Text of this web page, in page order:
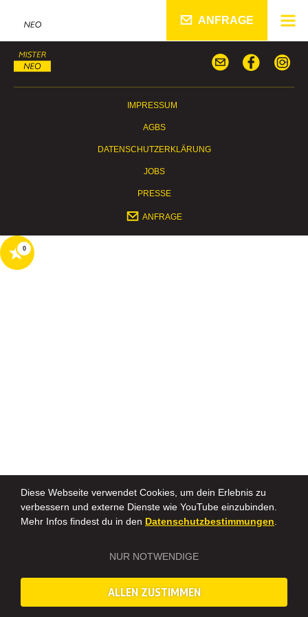
Diese Webseite verwendet Cookies, um dein Erlebnis zu
verbessern und externe Dienste wie YouTube einzubinden.
Mehr Infos findest du in den Datenschutzbestimmungen.
NUR NOTWENDIGE
ALLEN ZUSTIMMEN
ANFRAGE
IMPRESSUM
AGBS
DATENSCHUTZERKLÄRUNG
JOBS
PRESSE
ANFRAGE
0